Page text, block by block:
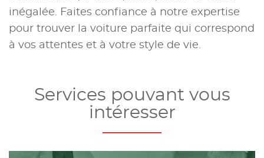
inégalée. Faites confiance à notre expertise
pour trouver la voiture parfaite qui correspond
à vos attentes et à votre style de vie.
Services pouvant vous
intéresser